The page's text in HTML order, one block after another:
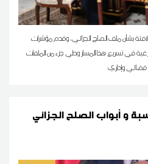
بشأن ملف الصلح الجزائي، وقدم مؤشرات
في تسريع هذا المسار وطي جزء من الملفات
قضائي وإداري
و أبواب الصلح الجزائي